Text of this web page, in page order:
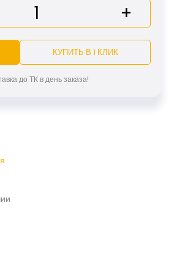
+
КУПИТЬ В 1 КЛИК
до ТК в день заказа!